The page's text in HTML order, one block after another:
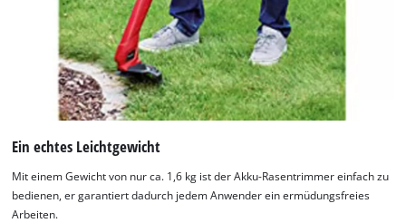
Ein echtes Leichtgewicht
Mit einem Gewicht von nur ca. 1,6 kg ist der Akku-Rasentrimmer einfach zu
bedienen, er garantiert dadurch jedem Anwender ein ermüdungsfreies
Arbeiten.